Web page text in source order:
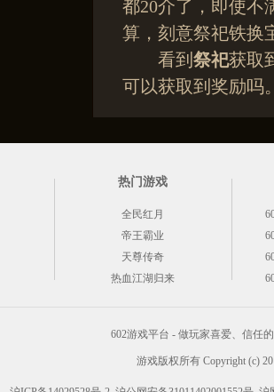
都20介了，即使不
算，刻意祭祀铁换
看到祭祀获取
可以获取到奖励吗
热门游戏
全民红月
帝王霸业
天尊传奇
热血江湖归来
602游戏平台 - 做玩家喜爱、信任
游戏版权所有 Copyright (c)